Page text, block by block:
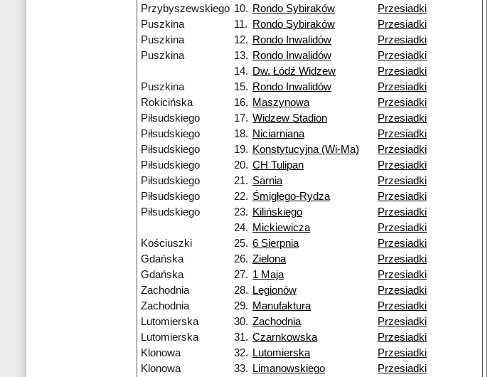
Przybyszewskiego 10. Rondo Sybiraków
Przesiadki
Puszkina
11. Rondo Sybiraków
Przesiadki
Puszkina
12. Rondo Inwalidów
Przesiadki
Puszkina
13. Rondo Inwalidów
Przesiadki
14. Dw. Łódź Widzew
Przesiadki
Puszkina
15. Rondo Inwalidów
Przesiadki
Rokicińska
16. Maszynowa
Przesiadki
Piłsudskiego
17. Widzew Stadion
Przesiadki
Piłsudskiego
18. Niciarniana
Przesiadki
Piłsudskiego
19. Konstytucyjna (Wi-Ma)
Przesiadki
Piłsudskiego
20. CH Tulipan
Przesiadki
Piłsudskiego
21. Sarnia
Przesiadki
Piłsudskiego
22. Śmigłego-Rydza
Przesiadki
Piłsudskiego
23. Kilińskiego
Przesiadki
24. Mickiewicza
Przesiadki
Kościuszki
25. 6 Sierpnia
Przesiadki
Gdańska
26. Zielona
Przesiadki
Gdańska
27. 1 Maja
Przesiadki
Zachodnia
28. Legionów
Przesiadki
Zachodnia
29. Manufaktura
Przesiadki
Lutomierska
30. Zachodnia
Przesiadki
Lutomierska
31. Czarnkowska
Przesiadki
Klonowa
32. Lutomierska
Przesiadki
Klonowa
33. Limanowskiego Przesiadki